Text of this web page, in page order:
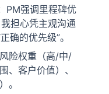
PM强调里程碑优
担心凭主观沟通
确的优先级”。
险权重（高/中/
、客户价值）、
。